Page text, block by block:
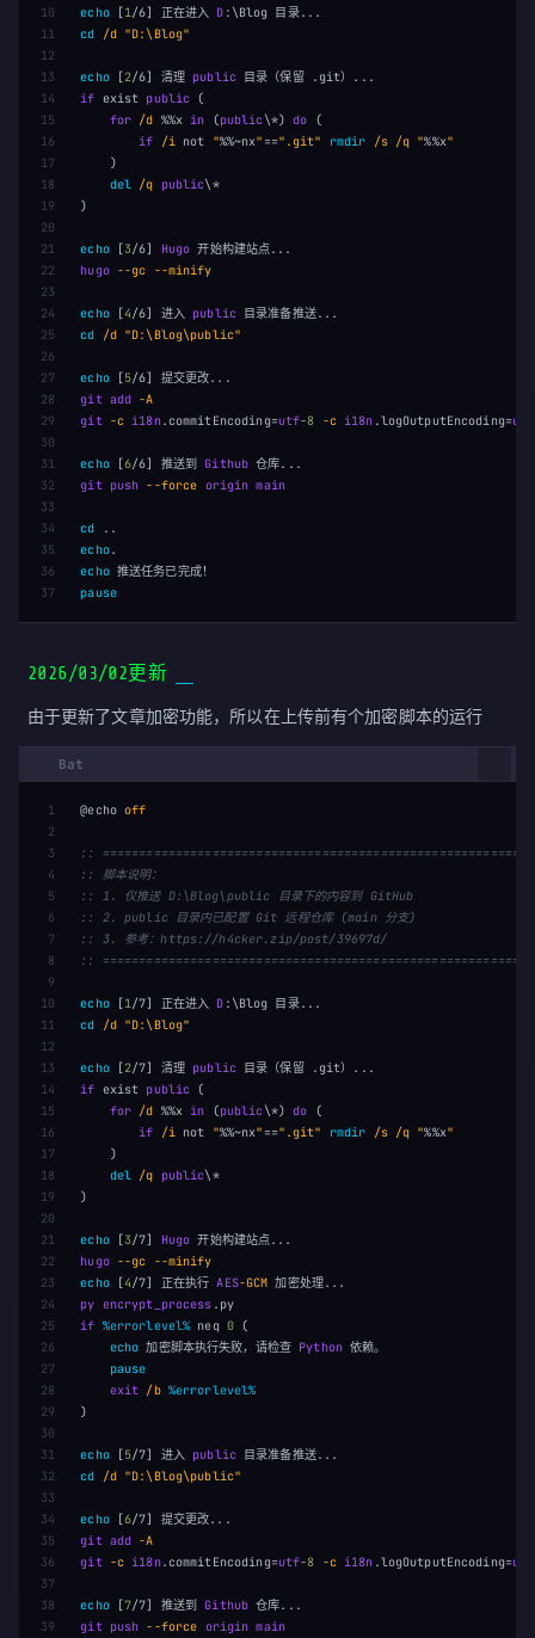
10
11
12
13
14
15
16
17
18
19
20
21
22
23
24
25
26
27
28
29
30
31
32
33
34
35
36
echo [1/6] 正在进入 D
cd
/d "D:\Blog"
echo [2/6] 清理 public
if exist public
(
for /d %%x in (public\*) do
(
if
/i not "%%~nx" ==".git" rmdir /s /q "%%x"
)
del /q public\*
)
echo [3/6] Hugo
hugo --gc --minify
echo [4/6] 进入 public
cd
/d "D:\Blog\public"
echo [5/6]
git add
git -c i18n.commitEncoding=utf-8 -c i18n .logOutputEncoding=utf
echo [6/6] 推送到 Github
git push --force origin main
cd
echo
echo
pause
2026/03/02更新
由于更新了文章加密功能，所以在上传前有个加密脚本的运行
1
2
3
4
5
6
7
8
9
10
11
12
13
14
15
16
17
18
19
20
21
22
23
24
25
26
27
28
29
30
31
32
33
34
35
36
37
38
39
@echo off
::
:: 脚本说明：
:: 1. 仅推送 D:\Blog\public 目录下的内容到 GitHub
:: 2. public 目录内已配置 Git 远程仓库 (main 分支)
:: 3. 参考：https://h4cker.zip/post/39697d/
::
echo [1/7] 正在进入 D
cd
/d "D:\Blog"
echo [2/7] 清理 public
if exist public
(
for /d %%x in (public\*) do
(
if
/i not "%%~nx" ==".git" rmdir /s /q "%%x"
)
del /q public\*
)
echo [3/7] Hugo
hugo
echo
[4/7] 正在执行 AES-GCM
py encrypt_process
if %errorlevel% neq 0
(
echo 加密脚本执行失败，请检查 Python 依赖。
pause
exit /b %errorlevel%
)
echo [5/7] 进入 public
cd
/d "D:\Blog\public"
echo [6/7]
git add
git -c i18n.commitEncoding=utf-8 -c i18n .logOutputEncoding=utf
echo [7/7] 推送到 Github
git push --force origin main